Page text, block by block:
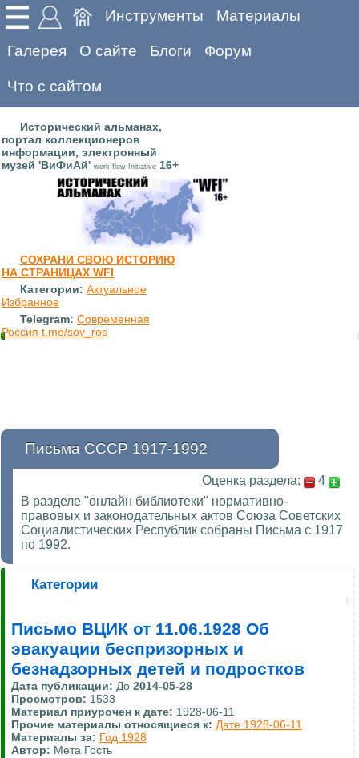
Инструменты Материалы
Галерея О сайте Блоги Форум
Что с сайтом
Исторический альманах,
портал коллекционеров
информации, электронный
музей 'ВиФиАй' work-flow-Initiative 16+
СОХРАНИ СВОЮ ИСТОРИЮ
НА СТРАНИЦАХ WFI
Категории: Актуальное
Избранное
Telegram: Современная
Россия t.me/sov_ros
Письма СССР 1917-1992
Оценка раздела:
4
В разделе "онлайн библиотеки" нормативно-
правовых и законодательных актов Союза Советских
Социалистических Республик собраны Письма с 1917
по 1992.
Категории
Письмо ВЦИК от 11.06.1928 Об
эвакуации беспризорных и
безнадзорных детей и подростков
Дата публикации: До 2014-05-28
Просмотров: 1533
Материал приурочен к дате: 1928-06-11
Прочие материалы относящиеся к: Дате 1928-06-11
Материалы за: Год 1928
Автор: Мета Гость